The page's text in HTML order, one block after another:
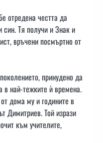
отредена честта да
син. Тя получи и Знак и
връчени посмъртно от
принудено да
в най-тежките ѝ времена.
дома му и годините в
Димитриев. Той изрази
към учителите,